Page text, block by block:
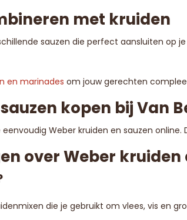
met kruiden
sauzen die perfect aansluiten op
en marinades om jouw gerechten
kopen bij Van
eenvoudig Weber kruiden en sauzen
over Weber kruiden
die je gebruikt om vlees, vis en